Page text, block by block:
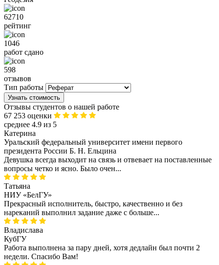
62710
рейтинг
1046
работ сдано
598
отзывов
Тип работы
Узнать стоимость
Отзывы студентов о нашей работе
67 253 оценки
среднее 4.9 из 5
Катерина
Уральский федеральный университет имени первого
президента России Б. Н. Ельцина
Девушка всегда выходит на связь и отвевает на поставленные
вопросы четко и ясно. Было очен...
Татьяна
НИУ «БелГУ»
Прекрасный исполнитель, быстро, качественно и без
нареканий выполнил задание даже с больше...
Владислава
КубГУ
Работа выполнена за пару дней, хотя дедлайн был почти 2
недели. Спасибо Вам!